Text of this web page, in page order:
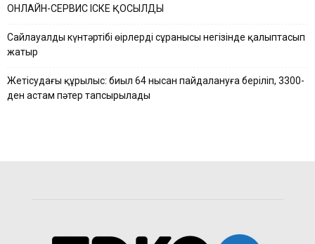
ОНЛАЙН-СЕРВИС ІСКЕ ҚОСЫЛДЫ
Сайлауалды күнтәртібі өңірлердің сұранысы негізінде қалыптасып
жатыр
Жетісудағы құрылыс: биыл 64 нысан пайдалануға беріліп, 3300-
ден астам пәтер тапсырылады